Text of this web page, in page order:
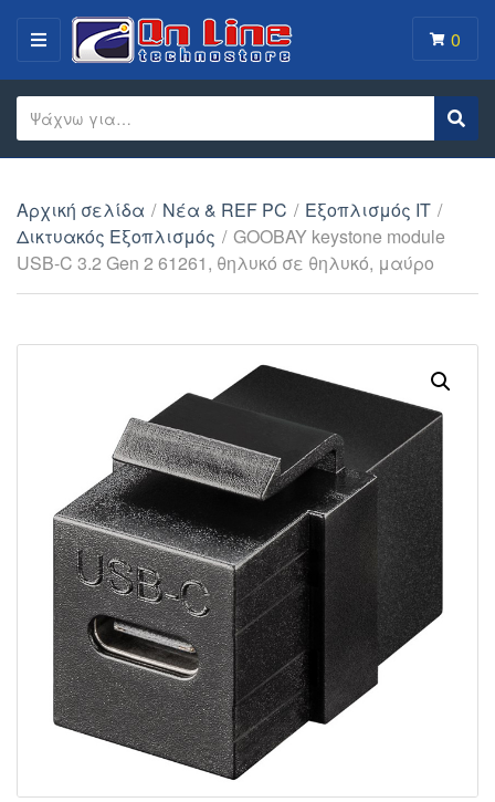
MENU
Category name
Search text
0
Αρχική σελίδα / Νέα & REF PC / Εξοπλισμός IT /
Δικτυακός Εξοπλισμός / GOOBAY keystone module
USB-C 3.2 Gen 2 61261, θηλυκό σε θηλυκό, μαύρο